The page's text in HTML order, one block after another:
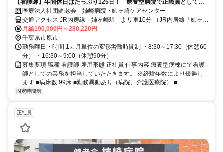
【看護師】年間休日はたっぷり125日！ 療養型病院で正職員として働
こう 日勤・夜勤のシフト制
医療法人社団健老会 姉崎病院・姉ヶ崎ケアセンター
交通アクセス JR内房線「姉ヶ崎駅」よリ車10分 （JR内房線「姉ヶ崎
駅」よリ日東バス 深城バス停下車徒歩1分）
月給190,000円～280,220円
千葉県市原市
勤務曜日・時間 1カ月単位の変形労働時間制 ・8:30～17:30（休憩60
分） ・16:30～9:00（休憩90分）
募集要項 職種 看護師 雇用形態 正社員 仕事内容 療養型病棟にて看護
師としての業務を担当していただきます。 ※経験年数により優遇し
ます ■病床数 99床 ■勤務異動あり（病院、介護医療院） ■...
固定時間制
正社員